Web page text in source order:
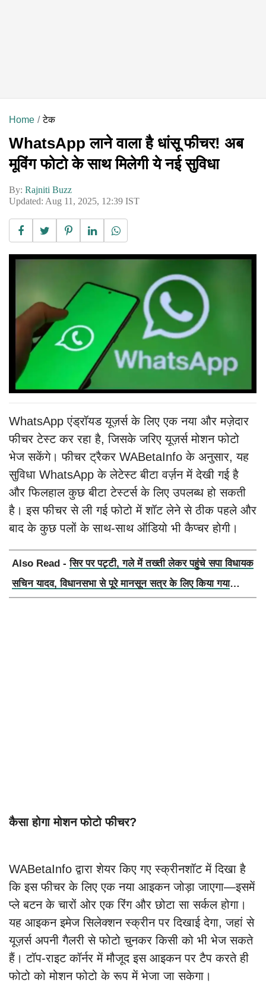
Home टेक
WhatsApp लाने वाला है धांसू फीचर! अब
मूविंग फोटो के साथ मिलेगी ये नई सुविधा
By: Rajniti Buzz
Updated: Aug 11, 2025, 12:39 IST
WhatsApp एंड्रॉयड यूज़र्स के लिए एक नया और मज़ेदार
फीचर टेस्ट कर रहा है, जिसके जरिए यूज़र्स मोशन फोटो
भेज सकेंगे। फीचर ट्रैकर WABetaInfo के अनुसार, यह
सुविधा WhatsApp के लेटेस्ट बीटा वर्ज़न में देखी गई है
और फिलहाल कुछ बीटा टेस्टर्स के लिए उपलब्ध हो सकती
है। इस फीचर से ली गई फोटो में शॉट लेने से ठीक पहले और
बाद के कुछ पलों के साथ-साथ ऑडियो भी कैप्चर होगी।
Also Read -सिर पर पट्टी, गले में तख्ती लेकर पहुंचे सपा विधायक
सचिन यादव, विधानसभा से पूरे मानसून सत्र के लिए किया गया
कैसा होगा मोशन फोटो फीचर?
WABetaInfo द्वारा शेयर किए गए स्क्रीनशॉट में दिखा है
कि इस फीचर के लिए एक नया आइकन जोड़ा जाएगा—इसमें
प्ले बटन के चारों ओर एक रिंग और छोटा सा सर्कल होगा।
यह आइकन इमेज सिलेक्शन स्क्रीन पर दिखाई देगा, जहां से
यूज़र्स अपनी गैलरी से फोटो चुनकर किसी को भी भेज सकते
हैं। टॉप-राइट कॉर्नर में मौजूद इस आइकन पर टैप करते ही
फोटो को मोशन फोटो के रूप में भेजा जा सकेगा।